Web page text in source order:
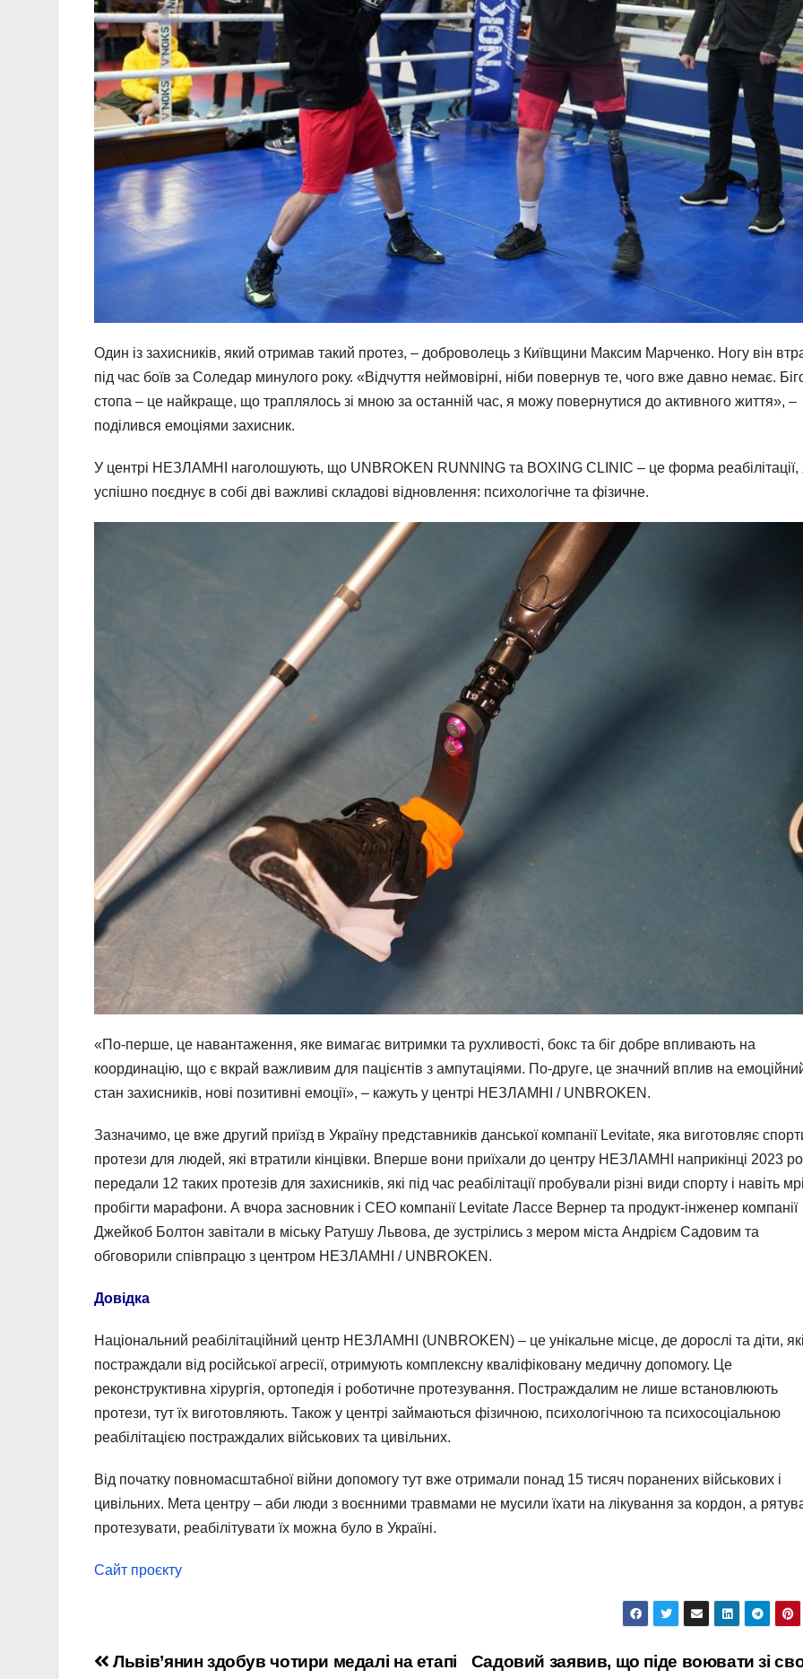
Один із захисників, який отримав такий протез, – доброволець з Київщини Максим Марченко. Ногу він
під час боїв за Соледар минулого року. «Відчуття неймовірні, ніби повернув те, чого вже давно немає.
стопа – це найкраще, що траплялось зі мною за останній час, я можу повернутися до активного життя», –
поділився емоціями захисник.
У центрі НЕЗЛАМНІ наголошують, що UNBROKEN RUNNING та BOXING CLINIC – це форма реабілітації,
успішно поєднує в собі дві важливі складові відновлення: психологічне та фізичне.
«По-перше, це навантаження, яке вимагає витримки та рухливості, бокс та біг добре впливають на
координацію, що є вкрай важливим для пацієнтів з ампутаціями. По-друге, це значний вплив на
стан захисників, нові позитивні емоції», – кажуть у центрі НЕЗЛАМНІ / UNBROKEN.
Зазначимо, це вже другий приїзд в Україну представників данської компанії Levitate, яка виготовляє
протези для людей, які втратили кінцівки. Вперше вони приїхали до центру НЕЗЛАМНІ наприкінці 2023
передали 12 таких протезів для захисників, які під час реабілітації пробували різні види спорту і навіть
пробігти марафони. А вчора засновник і CEO компанії Levitate Лассе Вернер та продукт-інженер компанії
Джейкоб Болтон завітали в міську Ратушу Львова, де зустрілись з мером міста Андрієм Садовим та
обговорили співпрацю з центром НЕЗЛАМНІ / UNBROKEN.
Довідка
Національний реабілітаційний центр НЕЗЛАМНІ (UNBROKEN) – це унікальне місце, де дорослі та діти,
постраждали від російської агресії, отримують комплексну кваліфіковану медичну допомогу. Це
реконструктивна хірургія, ортопедія і роботичне протезування. Постраждалим не лише встановлюють
протези, тут їх виготовляють. Також у центрі займаються фізичною, психологічною та психосоціальною
реабілітацією постраждалих військових та цивільних.
Від початку повномасштабної війни допомогу тут вже отримали понад 15 тисяч поранених військових і
цивільних. Мета центру – аби люди з воєнними травмами не мусили їхати на лікування за кордон, а
протезувати, реабілітувати їх можна було в Україні.
Сайт проєкту
Навігація
Садовий заявив, що піде воювати зі
Львів’янин здобув чотири медалі на етапі